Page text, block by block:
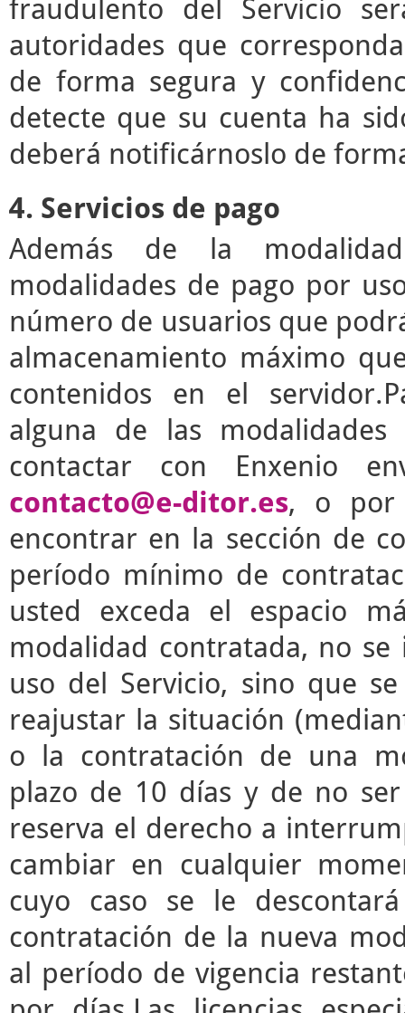
fraudulento del Servicio
autoridades que
de forma segura y
detecte que su cuenta ha
deberá notificárnoslo de
4. Servicios de pago
Además de la
modalidades de pago por
número de usuarios que
almacenamiento máximo
contenidos en el
alguna de las
contactar con Enxenio
contacto@e-ditor.es, o por
encontrar en la sección de
período mínimo de
usted exceda el espacio
modalidad contratada, no
uso del Servicio, sino que
reajustar la situación
o la contratación de una
plazo de 10 días y de no
reserva el derecho a
cambiar en cualquier
cuyo caso se le
contratación de la nueva
al período de vigencia